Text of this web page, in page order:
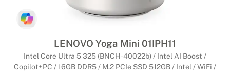
LENOVO Yoga Mini 01IPH11
Intel Core Ultra 5 325 (BNCH-40022b) / Intel AI Boost /
Copilot+PC / 16GB DDR5 / M.2 PCIe SSD 512GB / Intel / WiFi /